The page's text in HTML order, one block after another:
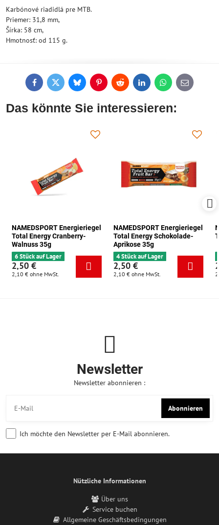
Karbónové riadidlá pre MTB.
Priemer: 31,8 mm,
Šírka: 58 cm,
Hmotnosť: od 115 g.
FacebookTwitterBlueskyPinterestReddit LinkedInWhatsApp
E-
mail
Das könnte Sie interessieren:
NAMEDSPORT Energieriegel
Total Energy Cranberry-
Walnuss 35g
6 Stück auf Lager
2,50 €
2,10 € ohne MwSt.
NAMEDSPORT Energieriegel
Total Energy Schokolade-
Aprikose 35g
4 Stück auf Lager
2,50 €
2,10 € ohne MwSt.
Newsletter
Newsletter abonnieren :
Abonnieren
Ich möchte den Newsletter per E-Mail abonnieren.
Nützliche Informationen
Über uns
Service buchen
Allgemeine Geschäftsbedingungen